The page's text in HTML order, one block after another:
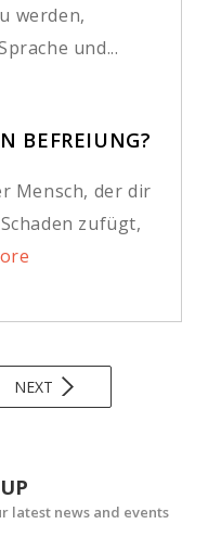
werden,
und...
BEFREIUNG?
Mensch, der dir
zufügt,
NEXT
latest news and events